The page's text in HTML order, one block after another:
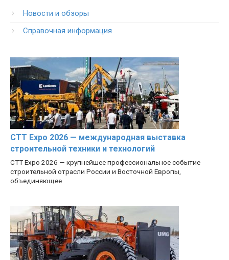
Новости и обзоры
Справочная информация
CTT Expo 2026 — международная выставка
строительной техники и технологий
CTT Expo 2026 — крупнейшее профессиональное событие
строительной отрасли России и Восточной Европы,
объединяющее